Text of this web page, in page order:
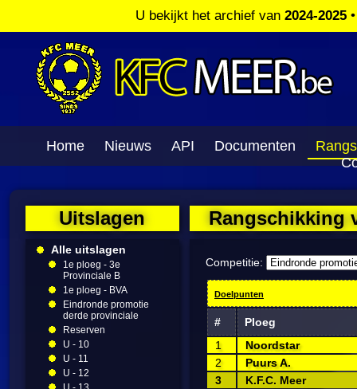
U bekijkt het archief van 2024-2025
Home Nieuws API Documenten
Uitslagen
Alle uitslagen
1e ploeg - 3e
Provinciale B
1e ploeg - BVA
Eindronde promotie
derde provinciale
Reserven
U - 10
U - 11
U - 12
Rangschikking
Competitie:
Doelpunten
#
Ploeg
1
Noordstar
2
Puurs A.
3
K.F.C. Meer